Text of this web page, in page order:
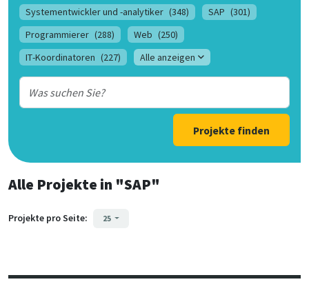
Systementwickler und -analytiker (348) SAP (301)
Programmierer (288) Web (250)
IT-Koordinatoren (227) Alle anzeigen
Projekte finden
Alle Projekte in "SAP"
Projekte pro Seite: 25